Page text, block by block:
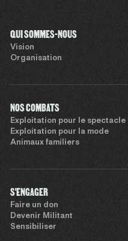
QUI SOMMES-NOUS
Vision
Organisation
NOS COMBATS
Exploitation pour le spectacle
Exploitation pour la mode
Animaux familiers
S'ENGAGER
Faire un don
Devenir Militant
Sensibiliser